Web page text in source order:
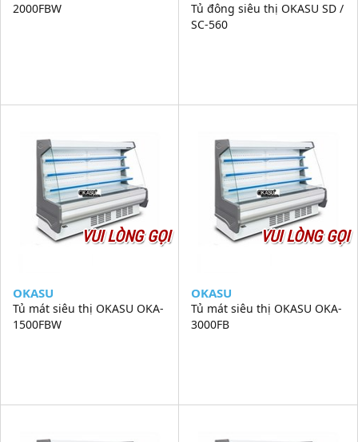
2000FBW
Tủ đông siêu thị OKASU SD /
SC-560
VUI LÒNG GỌI
OKASU
Tủ mát siêu thị OKASU OKA-
1500FBW
VUI LÒNG GỌI
OKASU
Tủ mát siêu thị OKASU OKA-
3000FB